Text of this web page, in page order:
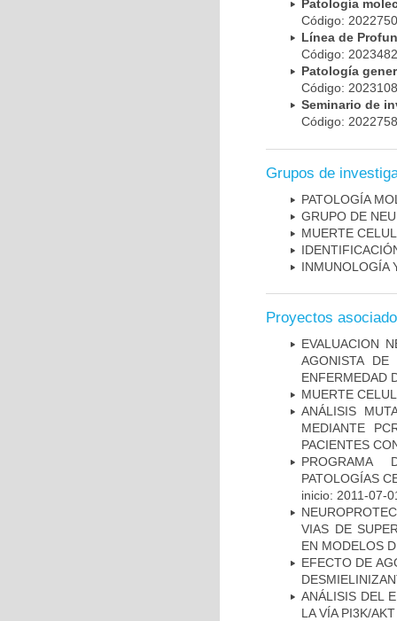
Patología
Código:
Línea de
Código:
Patología
Código:
Seminario de
Código:
Grupos de
PATOLOGÍA
GRUPO DE
MUERTE
INMUNOLOGÍA
Proyectos
EVALUACION
AGONISTA
ENFERMEDAD
MUERTE
ANÁLISIS
MEDIANTE
PACIENTES
PROGRAMA
PATOLOGÍAS
inicio: 2011-07-
VIAS DE
EN MODELOS
EFECTO DE
ANÁLISIS DEL
LA VÍA PI3K/